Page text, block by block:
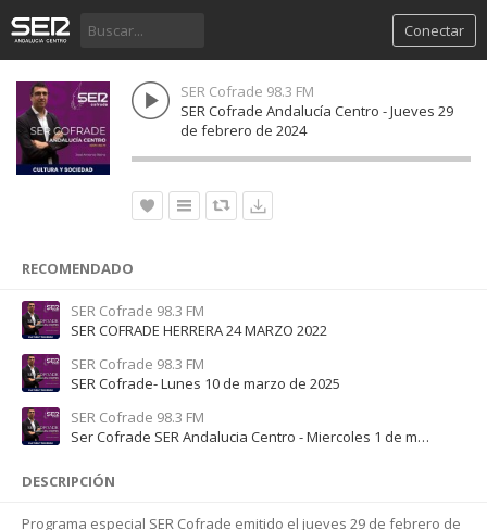
Conectar
SER Cofrade 98.3 FM
SER Cofrade Andalucía Centro - Jueves 29
de febrero de 2024
RECOMENDADO
SER Cofrade 98.3 FM
SER COFRADE HERRERA 24 MARZO 2022
SER Cofrade 98.3 FM
SER Cofrade- Lunes 10 de marzo de 2025
SER Cofrade 98.3 FM
Ser Cofrade SER Andalucia Centro - Miercoles 1 de marzo de 2023
DESCRIPCIÓN
Programa especial SER Cofrade emitido el jueves 29 de febrero de